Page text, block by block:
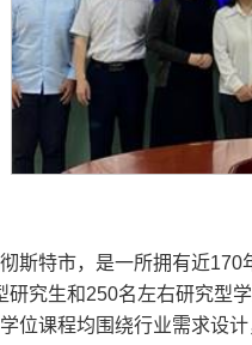
斯特市，是一所拥有近
究生和250名左右研究型
位课程均围绕行业需求设